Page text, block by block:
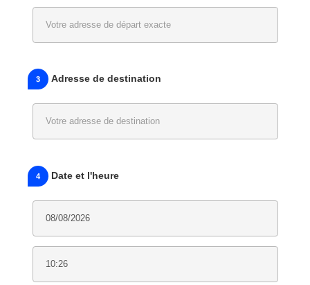
3 Adresse de destination
4 Date et l'heure